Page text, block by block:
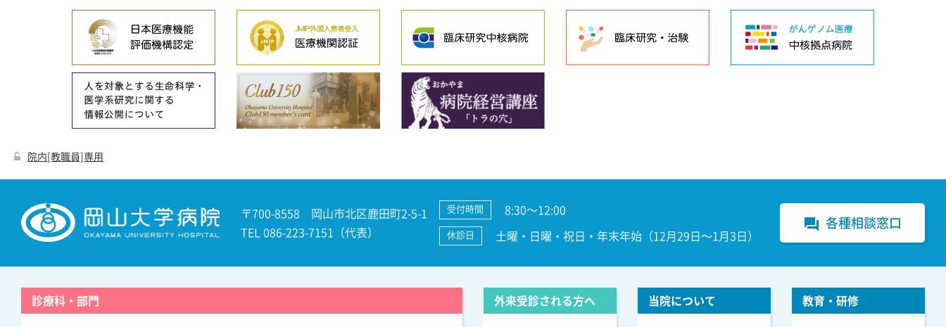
院内[教職員]専用
〒700-8558 岡山市北区鹿田町2-5-1
TEL 086-223-7151（代表）
受付時間 8:30～12:00
休診日 土曜・日曜・祝日・年末年始（12月29日～1月3日）
forum 各種相談窓口
診療科・部門 外来受診される方へ 当院について 教育・研修